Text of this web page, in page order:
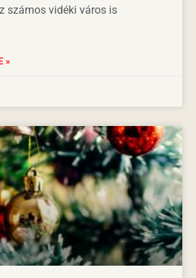
számos vidéki város is
»